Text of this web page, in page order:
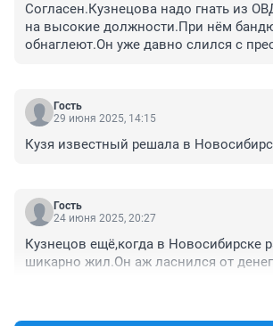
Согласен.Кузнецова надо гнать из
на высокие должности.При нём
обнаглеют.Он уже давно слился с
Гость
29 июня 2025, 14:15
Кузя известный решала в
Гость
24 июня 2025, 20:27
Кузнецов ещё,когда в Новосибирске
шикарно жил.Он аж ласнился от